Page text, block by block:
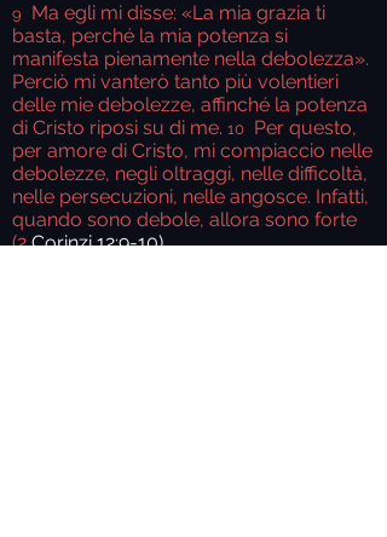
9
Ma egli mi disse: «La mia grazia ti
basta, perché la mia potenza si
manifesta pienamente nella debolezza».
Perciò mi vanterò tanto più volentieri
delle mie debolezze, affinché la potenza
di Cristo riposi su di me. 10 Per questo,
per amore di Cristo, mi compiaccio nelle
debolezze, negli oltraggi, nelle difficoltà,
nelle persecuzioni, nelle angosce. Infatti,
quando sono debole, allora sono forte
(2Corinzi 12:9-10).